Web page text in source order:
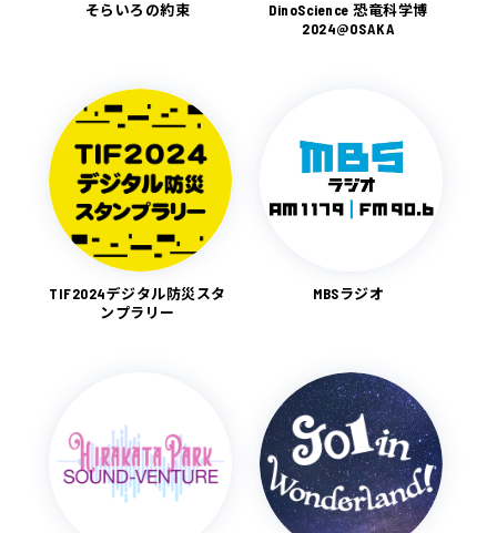
そらいろの約束
DinoScience 恐⻯科学博
2024@OSAKA
TIF2024デジタル防災スタ
ンプラリー
MBSラジオ